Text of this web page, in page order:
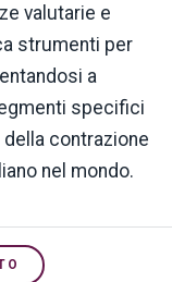
valutarie e
strumenti per
a
specifici
contrazione
nel mondo.